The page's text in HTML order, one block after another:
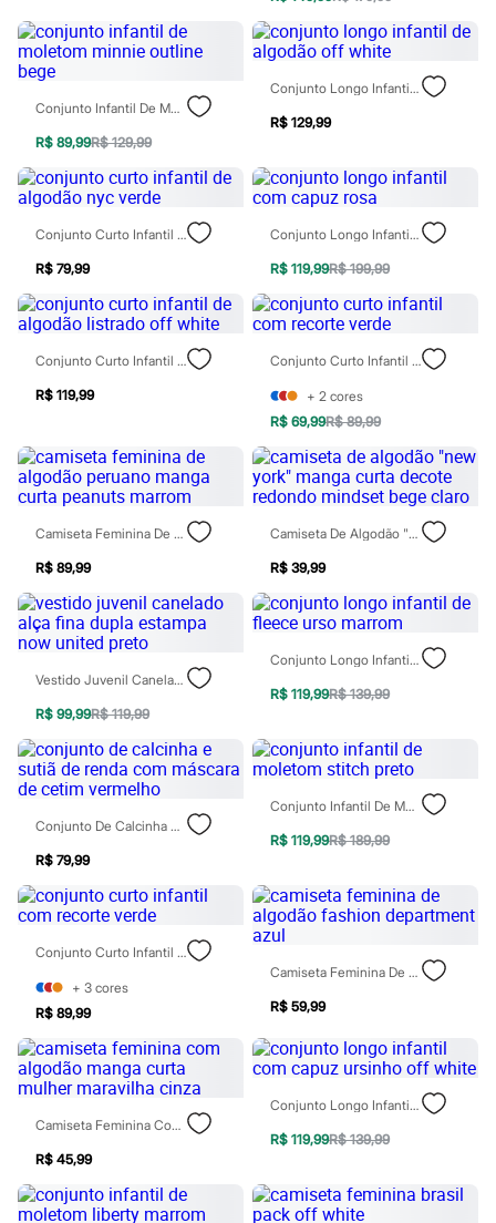
Sutiãs e Tops
Moda praia
Biquínis
Maiôs
Saídas de praia
Personagens
Plus size
Calças
Casacos e Jaquetas
Moda esportiva
Shorts e Saias
Vestidos
Masculino
Em alta
Dia dos Pais
Inverno
Roupas
Calças
Camisetas e Regatas
Casacos e Jaquetas
Polos
Acessórios
Bolsas e Mochilas
Chapéus e Bonés
Cintos
Carteiras
Óculos
Relógios
Botas
Chinelos
Sapatos
Sandálias e Papetes
Tênis
Moda esportiva
Acessórios
Bermudas
Calças
Calçados
Moda íntima
Cuecas
Meias
Pijamas
Moda praia
Personagens
Plus size
Blusas e Camisetas
Calças
Camisas
Casacos e Jaquetas
Moda esportiva
Shorts e Bermudas
Conjunto Infantil De Moletom Minnie Outline Bege
R$ 89,99R$ 129,99
Conjunto Longo Infantil De Algodão Off White
R$ 129,99
Conjunto Curto Infantil De Algodão Nyc Verde
R$ 79,99
Conjunto Longo Infantil Com Capuz Rosa
R$ 119,99R$ 199,99
Conjunto Curto Infantil De Algodão Listrado Off White
R$ 119,99
Conjunto Curto Infantil Com Recorte Verde
+ 2 cores
R$ 69,99R$ 89,99
Camiseta Feminina De Algodão Peruano Manga Curta Peanuts Marrom
R$ 89,99
Camiseta De Algodão "new York" Manga Curta Decote Redondo Mindset Bege Claro
R$ 39,99
Vestido Juvenil Canelado Alça Fina Dupla Estampa Now United Preto
R$ 99,99R$ 119,99
Conjunto Longo Infantil De Fleece Urso Marrom
R$ 119,99R$ 139,99
Conjunto De Calcinha E Sutiã De Renda Com Máscara De Cetim Vermelho
R$ 79,99
Conjunto Infantil De Moletom Stitch Preto
R$ 119,99R$ 189,99
Conjunto Curto Infantil Com Recorte Verde
+ 3 cores
R$ 89,99
Camiseta Feminina De Algodão Fashion Department Azul
R$ 59,99
Camiseta Feminina Com Algodão Manga Curta Mulher Maravilha Cinza
R$ 45,99
Conjunto Longo Infantil Com Capuz Ursinho Off White
R$ 119,99R$ 139,99